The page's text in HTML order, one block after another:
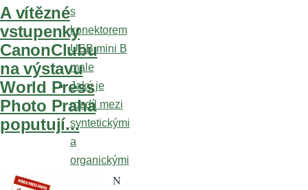
A vítězné
vstupenky
CanonClubu
na výstavu
World Press
Photo Praha
poputují...
N
s
konektorem
USB mini B
male
Jaký je
rozdíl mezi
syntetickými
a
organickými